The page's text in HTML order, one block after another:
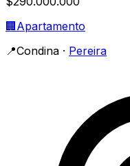
🏢Apartamento
📍Condina · Pereira